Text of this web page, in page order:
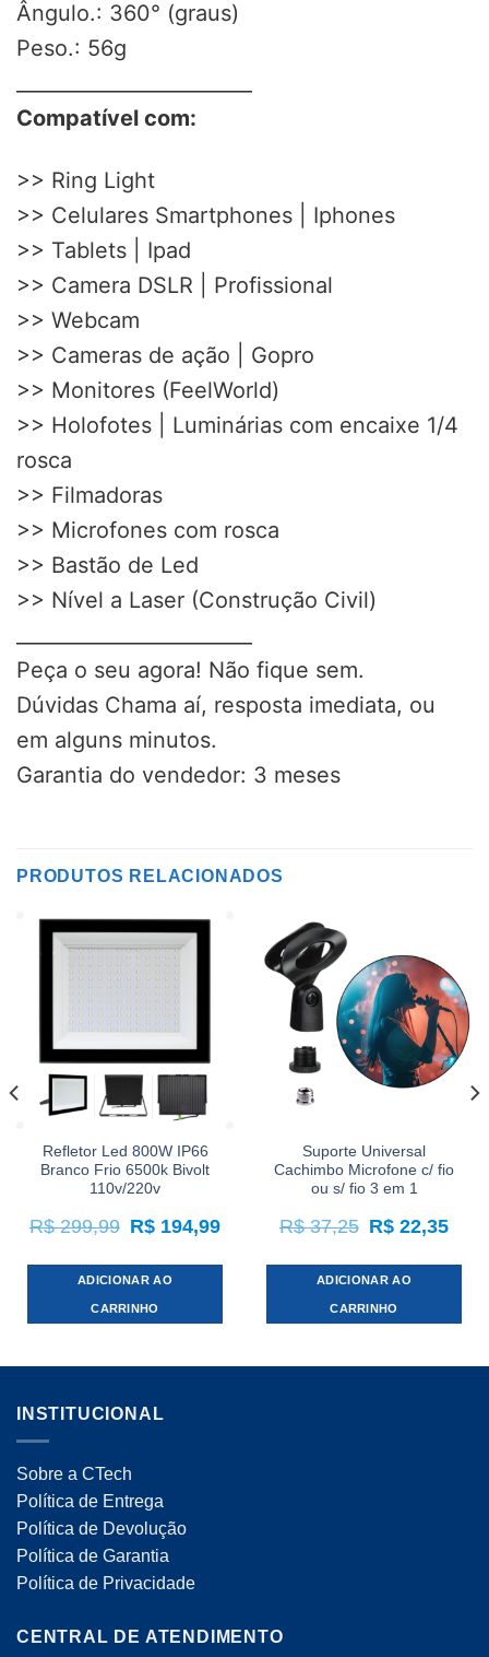
Ângulo.: 360° (graus)
Peso.: 56g
Compatível com:
>> Ring Light
>> Celulares Smartphones | Iphones
>> Tablets | Ipad
>> Camera DSLR | Profissional
>> Webcam
>> Cameras de ação | Gopro
>> Monitores (FeelWorld)
>> Holofotes | Luminárias com encaixe 1/4
rosca
>> Filmadoras
>> Microfones com rosca
>> Bastão de Led
>> Nível a Laser (Construção Civil)
Peça o seu agora! Não fique sem.
Dúvidas Chama aí, resposta imediata, ou
em alguns minutos.
Garantia do vendedor: 3 meses
PRODUTOS RELACIONADOS
Refletor Led 800W IP66
Branco Frio 6500k Bivolt
110v/220v
R$299,99
O
preço
era:
R$ 299,99.
R$ 194,99O
é:
ADICIONAR AO
CARRINHO
Suporte Universal
Cachimbo Microfone c/ fio
ou s/ fio 3 em 1
R$37,25
O
preço
era:
R$ 37,25.
R$ 22,35O
é:
ADICIONAR AO
CARRINHO
INSTITUCIONAL
Sobre a CTech
Política de Entrega
Política de Devolução
Política de Garantia
Política de Privacidade
CENTRAL DE ATENDIMENTO